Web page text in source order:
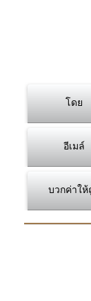
โดย
อีเมล์
บวกค่าให้